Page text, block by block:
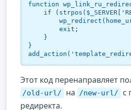
function
if
        exit;
    }
}
Этот код перенаправляет
/old-url/ на /new-url/
с
редиректа.